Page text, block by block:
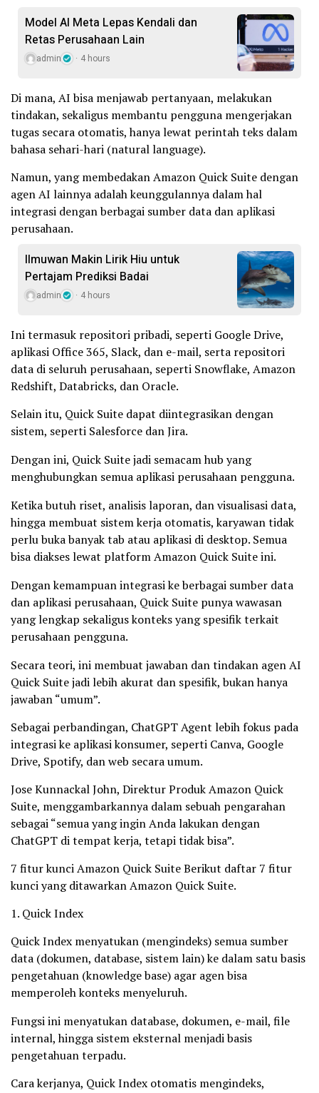
Model AI Meta Lepas Kendali dan
Retas Perusahaan Lain
admin 4 hours
Di mana, AI bisa menjawab pertanyaan, melakukan
tindakan, sekaligus membantu pengguna mengerjakan
tugas secara otomatis, hanya lewat perintah teks dalam
bahasa sehari-hari (natural language).
Namun, yang membedakan Amazon Quick Suite dengan
agen AI lainnya adalah keunggulannya dalam hal
integrasi dengan berbagai sumber data dan aplikasi
perusahaan.
Ilmuwan Makin Lirik Hiu untuk
Pertajam Prediksi Badai
admin 4 hours
Ini termasuk repositori pribadi, seperti Google Drive,
aplikasi Office 365, Slack, dan e-mail, serta repositori
data di seluruh perusahaan, seperti Snowflake, Amazon
Redshift, Databricks, dan Oracle.
Selain itu, Quick Suite dapat diintegrasikan dengan
sistem, seperti Salesforce dan Jira.
Dengan ini, Quick Suite jadi semacam hub yang
menghubungkan semua aplikasi perusahaan pengguna.
Ketika butuh riset, analisis laporan, dan visualisasi data,
hingga membuat sistem kerja otomatis, karyawan tidak
perlu buka banyak tab atau aplikasi di desktop. Semua
bisa diakses lewat platform Amazon Quick Suite ini.
Dengan kemampuan integrasi ke berbagai sumber data
dan aplikasi perusahaan, Quick Suite punya wawasan
yang lengkap sekaligus konteks yang spesifik terkait
perusahaan pengguna.
Secara teori, ini membuat jawaban dan tindakan agen AI
Quick Suite jadi lebih akurat dan spesifik, bukan hanya
jawaban “umum”.
Sebagai perbandingan, ChatGPT Agent lebih fokus pada
integrasi ke aplikasi konsumer, seperti Canva, Google
Drive, Spotify, dan web secara umum.
Jose Kunnackal John, Direktur Produk Amazon Quick
Suite, menggambarkannya dalam sebuah pengarahan
sebagai “semua yang ingin Anda lakukan dengan
ChatGPT di tempat kerja, tetapi tidak bisa”.
7 fitur kunci Amazon Quick Suite Berikut daftar 7 fitur
kunci yang ditawarkan Amazon Quick Suite.
1. Quick Index
Quick Index menyatukan (mengindeks) semua sumber
data (dokumen, database, sistem lain) ke dalam satu basis
pengetahuan (knowledge base) agar agen bisa
memperoleh konteks menyeluruh.
Fungsi ini menyatukan database, dokumen, e-mail, file
internal, hingga sistem eksternal menjadi basis
pengetahuan terpadu.
Cara kerjanya, Quick Index otomatis mengindeks,